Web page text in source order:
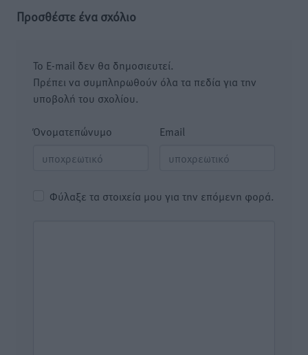
Προσθέστε ένα σχόλιο
Το E-mail δεν θα δημοσιευτεί.
Πρέπει να συμπληρωθούν όλα τα πεδία για την
υποβολή του σχολίου.
Όνοματεπώνυμο Email
Φύλαξε τα στοιχεία μου για την επόμενη φορά.